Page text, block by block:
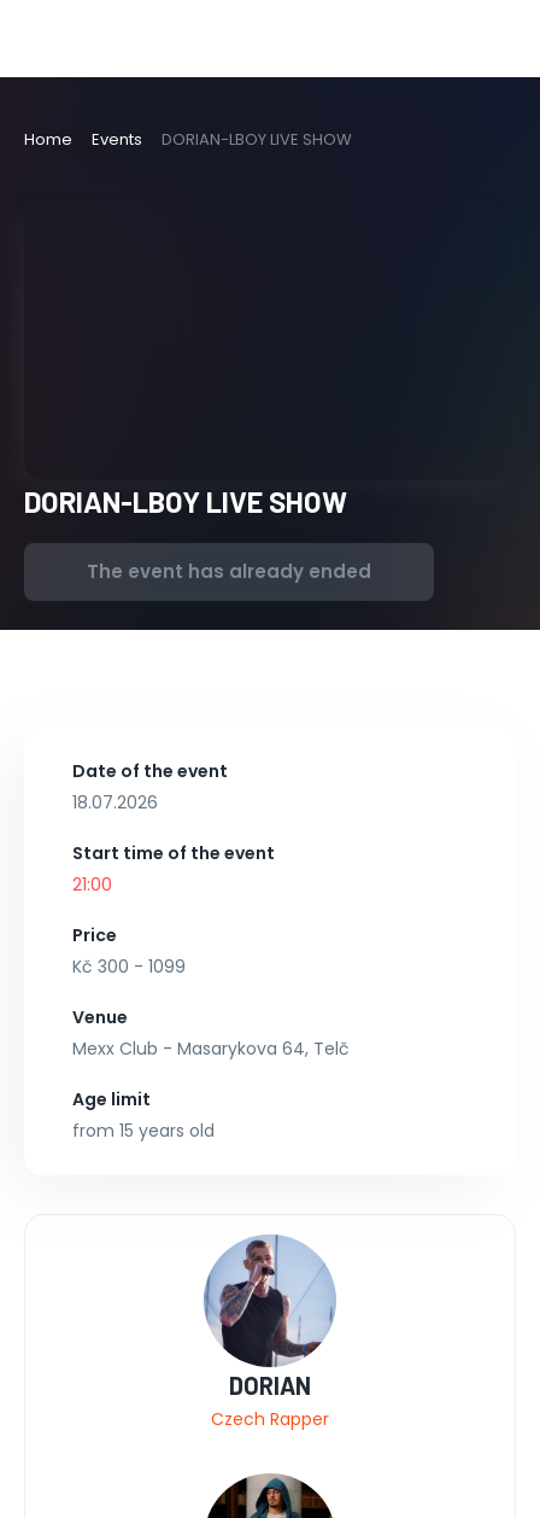
Home Events DORIAN-LBOY LIVE SHOW
DORIAN-LBOY LIVE SHOW
The event has already ended
Date of the event
18.07.2026
Start time of the event
21:00
Price
Kč 300 - 1099
Venue
Mexx Club - Masarykova 64, Telč
Age limit
from 15 years old
DORIAN
Czech Rapper